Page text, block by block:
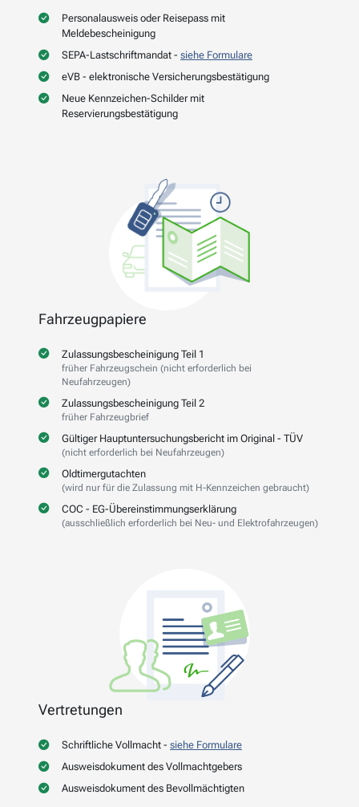
Personalausweis oder Reisepass mit
Meldebescheinigung
SEPA-Lastschriftmandat - siehe Formulare
eVB - elektronische Versicherungsbestätigung
Neue Kennzeichen-Schilder mit
Reservierungsbestätigung
Fahrzeugpapiere
Zulassungsbescheinigung Teil 1
früher Fahrzeugschein (nicht erforderlich bei
Neufahrzeugen)
Zulassungsbescheinigung Teil 2
früher Fahrzeugbrief
Gültiger Hauptuntersuchungsbericht im Original - TÜV
(nicht erforderlich bei Neufahrzeugen)
Oldtimergutachten
(wird nur für die Zulassung mit H-Kennzeichen gebraucht)
COC - EG-Übereinstimmungserklärung
(ausschließlich erforderlich bei Neu- und Elektrofahrzeugen)
Vertretungen
Schriftliche Vollmacht - siehe Formulare
Ausweisdokument des Vollmachtgebers
Ausweisdokument des Bevollmächtigten